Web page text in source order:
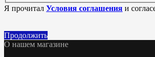
Я прочитал Условия соглашения и
Продолжить
О нашем магазине